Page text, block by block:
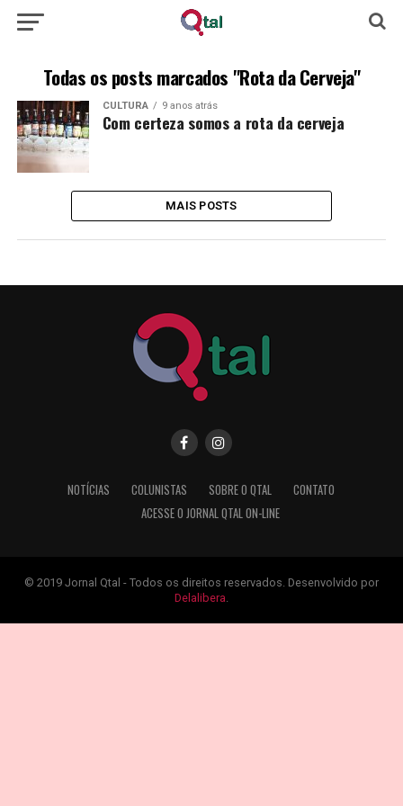
Todas os posts marcados "Rota da Cerveja"
CULTURA 9 anos atrás
Com certeza somos a rota da cerveja
MAIS POSTS
NOTÍCIAS COLUNISTAS SOBRE O QTAL
CONTATO
ACESSE O JORNAL QTAL ON-LINE
© 2019 Jornal Qtal - Todos os direitos reservados. Desenvolvido por
Delalibera.